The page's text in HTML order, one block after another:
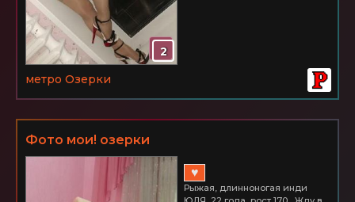
2
метро Озерки
Фото мои! озерки
♥
Рыжая, длинноногая инди